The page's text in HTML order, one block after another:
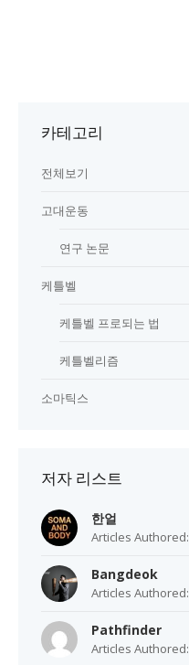
카테고리
전체보기
고대운동
연구 논문
케틀벨
케틀벨 프로되는 법
케틀벨리즘
소마틱스
저자 리스트
한얼
Articles Authored:
Bangdeok
Articles Authored:
Pathfinder
Articles Authored: